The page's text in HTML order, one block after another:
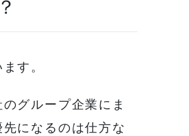
す。
グループ企業にま
になるのは仕方な